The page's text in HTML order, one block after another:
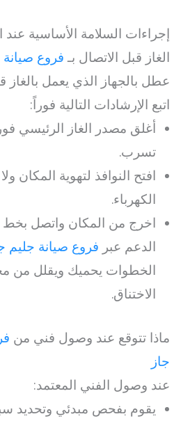
إجراءات السلامة الأساسية
الغاز قبل الاتصال بـ فروع صيانة
عطل بالجهاز الذي يعمل بالغاز
اتبع الإرشادات التالية فوراً:
أغلق مصدر الغاز الرئيسي
تسرب.
افتح النوافذ لتهوية المكان
الكهرباء.
اخرج من المكان واتصل بخط
الدعم عبر فروع صيانة جليم
الخطوات يحميك ويقلل من
الاختناق.
ماذا تتوقع عند وصول فني من
جاز
عند وصول الفني المعتمد:
يقوم بفحص مبدئي وتحديد